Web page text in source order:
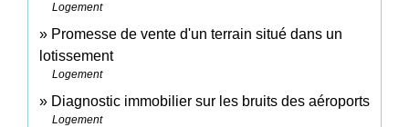
Logement
Promesse de vente d'un terrain situé dans un
lotissement
Logement
Diagnostic immobilier sur les bruits des aéroports
Logement